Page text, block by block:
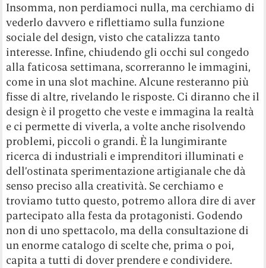
Insomma, non perdiamoci nulla, ma cerchiamo di
vederlo davvero e riflettiamo sulla funzione
sociale del design, visto che catalizza tanto
interesse. Infine, chiudendo gli occhi sul congedo
alla faticosa settimana, scorreranno le immagini,
come in una slot machine. Alcune resteranno più
fisse di altre, rivelando le risposte. Ci diranno che il
design è il progetto che veste e immagina la realtà
e ci permette di viverla, a volte anche risolvendo
problemi, piccoli o grandi. È la lungimirante
ricerca di industriali e imprenditori illuminati e
dell’ostinata sperimentazione artigianale che dà
senso preciso alla creatività. Se cerchiamo e
troviamo tutto questo, potremo allora dire di aver
partecipato alla festa da protagonisti. Godendo
non di uno spettacolo, ma della consultazione di
un enorme catalogo di scelte che, prima o poi,
capita a tutti di dover prendere e condividere.